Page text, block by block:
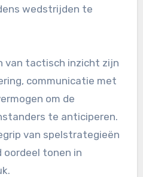
wedstrijden te
van tactisch inzicht zijn
communicatie met
om de
te anticiperen.
van spelstrategieën
oordeel tonen in